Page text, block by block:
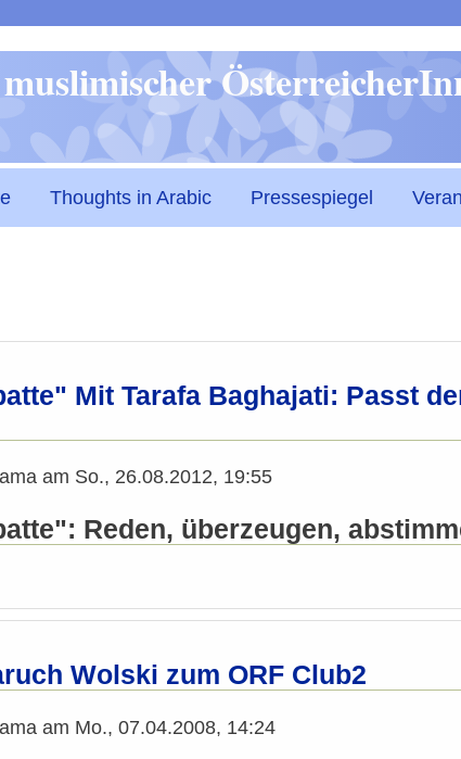
zum
Inhalt
Thoughts in Arabic Pressespiegel
Mit Tarafa Baghajati: Passt
am So., 26.08.2012, 19:55
Reden, überzeugen,
Wolski zum ORF Club2
am Mo., 07.04.2008, 14:24